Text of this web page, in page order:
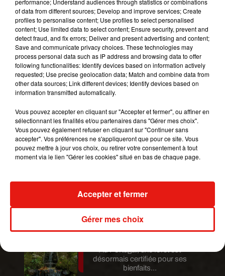
Le fourmilier géant fait son retour
en Argentine, et en pleine...
Karol G dévoile la tracklist de
son nouvel album… avec des
Au Guatemala, le volcan de
Fuego entre en éruption
Benny Blanco invite Selena
désormais certifiée pour ses
bienfaits...
of data from different sources; Develop and improve services; Create
profiles to personalise content; Use profiles to select personalised
content; Use limited data to select content; Ensure security, prevent and
detect fraud, and fix errors; Deliver and present advertising and content;
Save and communicate privacy choices. These technologies may
process personal data such as IP address and browsing data to offer
following functionalities: Identify devices based on information actively
requested; Use precise geolocation data; Match and combine data from
other data sources; Link different devices; Identify devices based on
information transmitted automatically.
Vous pouvez accepter en cliquant sur "Accepter et fermer", ou affiner en
sélectionnant les finalités et/ou partenaires dans "Gérer mes choix".
Vous pouvez également refuser en cliquant sur "Continuer sans
accepter". Vos préférences ne s'appliqueront que pour ce site. Vous
pouvez mettre à jour vos choix, ou retirer votre consentement à tout
moment via le lien "Gérer les cookies" situé en bas de chaque page.
Gérer mes choix
Accepter et fermer